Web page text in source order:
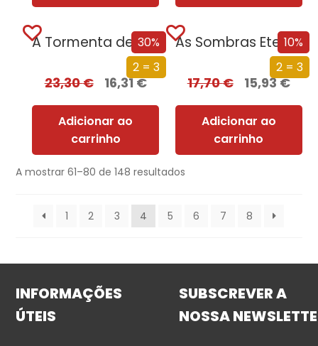
30%
2 = 3
A Tormenta de Espadas (Edição especial limitada)
23,30€ 16,31€
Adicionar ao
carrinho
10%
2 = 3
As Sombras Eternas
17,70€ 15,93€
Adicionar ao
carrinho
A mostrar 61–80 de 148 resultados
1 2 3 4 5 6 7 8
INFORMAÇÕES
ÚTEIS
SUBSCREVER A
NOSSA